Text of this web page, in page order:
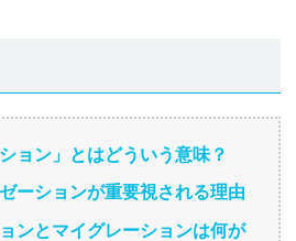
ョン」とはどういう意味？
ーションが重要視される理由
ンとマイグレーションは何が